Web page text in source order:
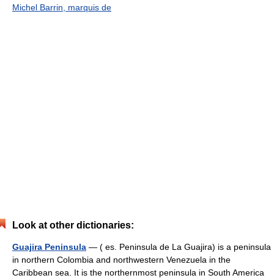
Michel Barrin, marquis de
Look at other dictionaries:
Guajira Peninsula — ( es. Peninsula de La Guajira) is a peninsula
in northern Colombia and northwestern Venezuela in the
Caribbean sea. It is the northernmost peninsula in South America